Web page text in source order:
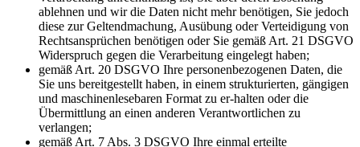
ablehnen und wir die Daten nicht mehr benötigen, Sie jedoch
diese zur Geltendmachung, Ausübung oder Verteidigung von
Rechtsansprüchen benötigen oder Sie gemäß Art. 21 DSGVO
Widerspruch gegen die Verarbeitung eingelegt haben;
gemäß Art. 20 DSGVO Ihre personenbezogenen Daten, die
Sie uns bereitgestellt haben, in einem strukturierten, gängigen
und maschinenlesebaren Format zu er-halten oder die
Übermittlung an einen anderen Verantwortlichen zu
verlangen;
gemäß Art. 7 Abs. 3 DSGVO Ihre einmal erteilte